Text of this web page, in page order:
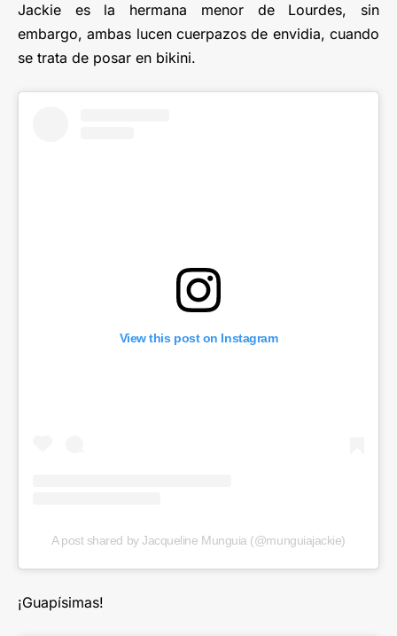
Jackie es la hermana menor de Lourdes, sin
embargo, ambas lucen cuerpazos de envidia, cuando
se trata de posar en bikini.
View this post on Instagram
A post shared by Jacqueline Munguia (@munguiajackie)
¡Guapísimas!